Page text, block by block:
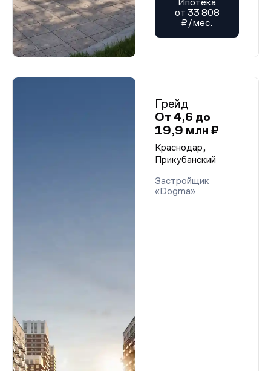
Ипотека
от 33 808
₽/мес.
Грейд
От 4,6 до
19,9 млн ₽
Краснодар,
Прикубанский
Застройщик
«Dogma»